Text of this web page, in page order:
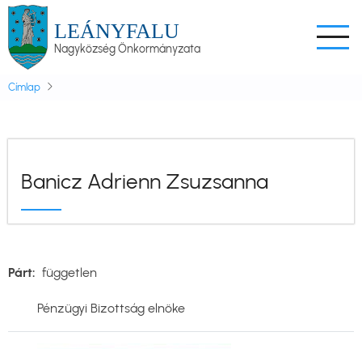
Ugrás
tartalomra
LEÁNYFALU
Nagyközség Önkormányzata
Címlap
Banicz Adrienn Zsuzsanna
Párt független
Pénzügyi Bizottság elnöke